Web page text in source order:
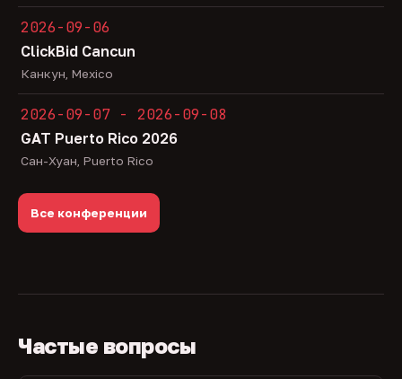
2026-09-06
ClickBid Cancun
Канкун, Mexico
2026-09-07 - 2026-09-08
GAT Puerto Rico 2026
Сан-Хуан, Puerto Rico
Все конференции
Частые вопросы